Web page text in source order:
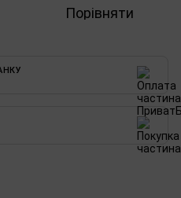
Порівняти